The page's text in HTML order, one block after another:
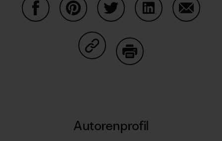
Auf Copy Link teilen
Autorenprofil